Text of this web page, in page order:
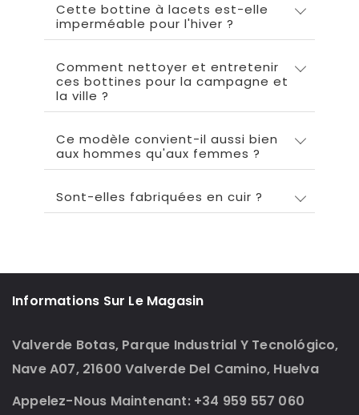
Cette bottine à lacets est-elle
imperméable pour l'hiver ?
Comment nettoyer et entretenir
ces bottines pour la campagne et
la ville ?
Ce modèle convient-il aussi bien
aux hommes qu'aux femmes ?
Sont-elles fabriquées en cuir ?
Informations Sur Le Magasin
Valverde Botas, Parque Industrial Y Tecnológico,
Nave A07, 21600 Valverde Del Camino, Huelva
Appelez-Nous Maintenant: +34 959 557 060